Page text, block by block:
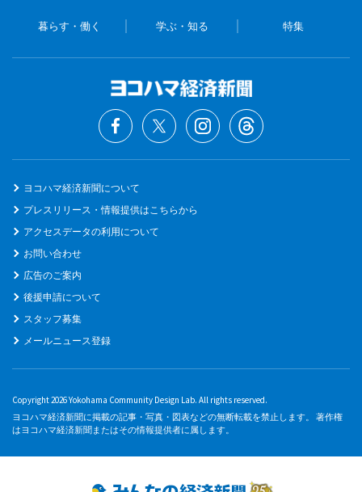
暮らす・働く 学ぶ・知る 特集
ヨコハマ経済新聞について
プレスリリース・情報提供はこちらから
アクセスデータの利用について
お問い合わせ
広告のご案内
後援申請について
スタッフ募集
メールニュース登録
Copyright 2026 Yokohama Community Design Lab. All rights reserved.
ヨコハマ経済新聞に掲載の記事・写真・図表などの無断転載を禁止します。 著作権
はヨコハマ経済新聞またはその情報提供者に属します。